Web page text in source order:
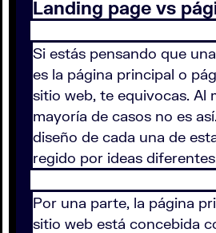
Landing page vs
Si estás pensando que
es la página principal o
sitio web, te equivocas. Al
mayoría de casos no es
diseño de cada una de
regido por ideas
Por una parte, la página
sitio web está concebida